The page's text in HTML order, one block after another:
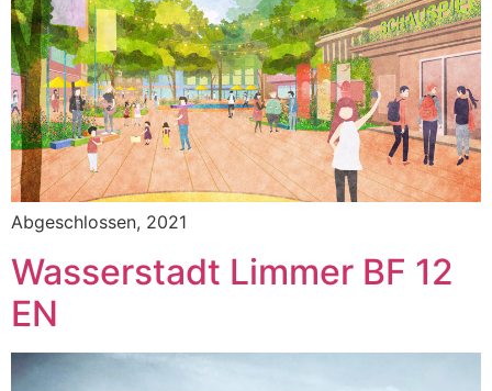
Abgeschlossen, 2021
Wasserstadt Limmer BF 12
EN